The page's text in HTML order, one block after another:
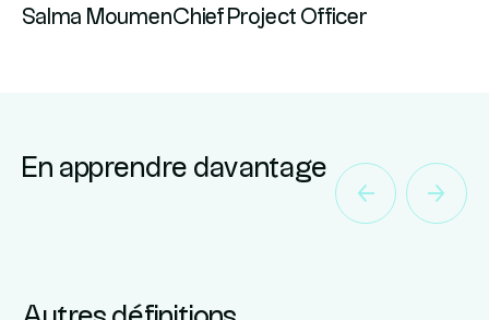
Salma MoumenChief Project Officer
En apprendre davantage